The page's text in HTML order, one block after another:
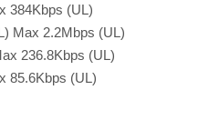
384Kbps (UL)
Max 2.2Mbps (UL)
236.8Kbps (UL)
85.6Kbps (UL)